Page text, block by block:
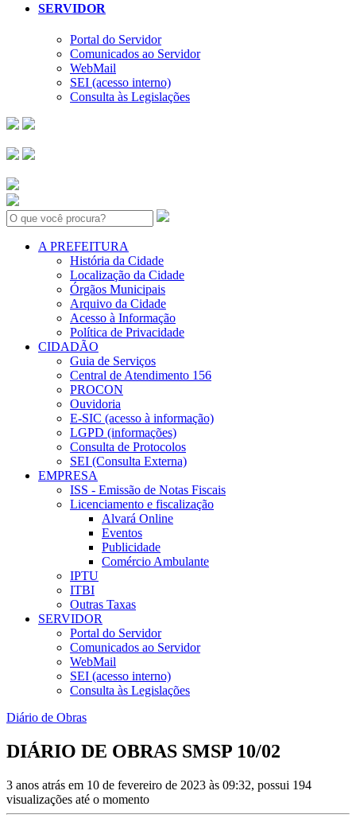
SERVIDOR
Portal do Servidor
Comunicados ao Servidor
WebMail
SEI (acesso interno)
Consulta às Legislações
Search:
A PREFEITURA
História da Cidade
Localização da Cidade
Órgãos Municipais
Arquivo da Cidade
Acesso à Informação
Política de Privacidade
CIDADÃO
Guia de Serviços
Central de Atendimento 156
PROCON
Ouvidoria
E-SIC (acesso à informação)
LGPD (informações)
Consulta de Protocolos
SEI (Consulta Externa)
EMPRESA
ISS - Emissão de Notas Fiscais
Licenciamento e fiscalização
Alvará Online
Eventos
Publicidade
Comércio Ambulante
IPTU
ITBI
Outras Taxas
SERVIDOR
Portal do Servidor
Comunicados ao Servidor
WebMail
SEI (acesso interno)
Consulta às Legislações
Diário de Obras
DIÁRIO DE OBRAS SMSP 10/02
3 anos atrás em 10 de fevereiro de 2023 às 09:32, possui 194
visualizações até o momento